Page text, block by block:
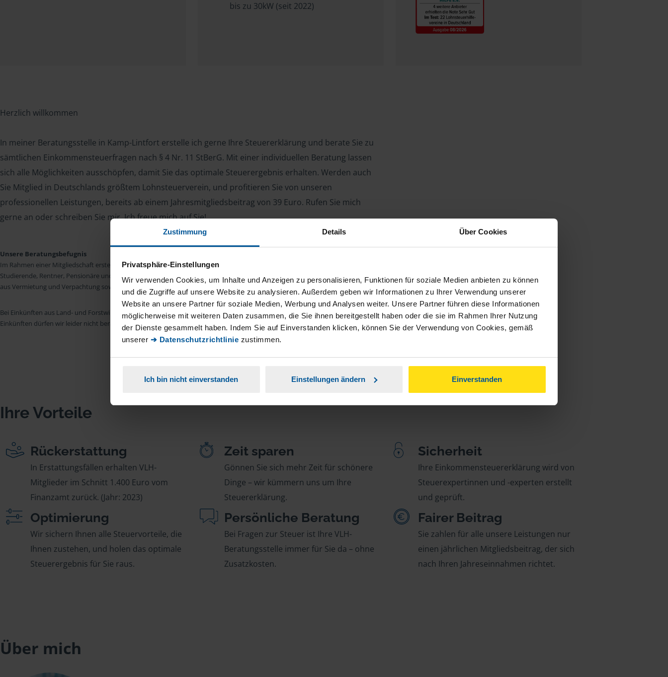
Zustimmung Details Über Cookies
Privatsphäre-Einstellungen
Wir verwenden Cookies, um Inhalte und Anzeigen zu personalisieren, Funktionen für soziale Medien anbieten zu können
und die Zugriffe auf unsere Website zu analysieren. Außerdem geben wir Informationen zu Ihrer Verwendung unserer
Website an unsere Partner für soziale Medien, Werbung und Analysen weiter. Unsere Partner führen diese Informationen
möglicherweise mit weiteren Daten zusammen, die Sie ihnen bereitgestellt haben oder die sie im Rahmen Ihrer Nutzung
der Dienste gesammelt haben. Indem Sie auf Einverstanden klicken, können Sie der Verwendung von Cookies, gemäß
unserer ➔ Datenschutzrichtlinie zustimmen.
Ich bin nicht einverstanden Einstellungen ändern Einverstanden
bis zu 30kW (seit 2022)
Herzlich willkommen
In meiner Beratungsstelle in Kamp-Lintfort erstelle ich gerne Ihre Steuererklärung und berate Sie zu
sämtlichen Einkommensteuerfragen nach § 4 Nr. 11 StBerG. Mit einer individuellen Beratung lassen
sich alle Möglichkeiten ausschöpfen, damit Sie das optimale Steuerergebnis erhalten. Werden auch
Sie Mitglied in Deutschlands größtem Lohnsteuerverein, und profitieren Sie von unseren
professionellen Leistungen, bereits ab einem Jahresmitgliedsbeitrag von 39 Euro. Rufen Sie mich
gerne an oder schreiben Sie mir. Ich freue mich auf Sie!
Unsere Beratungsbefugnis
Im Rahmen einer Mitgliedschaft erstellen wir die Einkommensteuererklärung für Arbeitnehmer, Beamte, Auszubildende,
Studierende, Rentner, Pensionäre und Unterhaltsempfänger nach § 4 Nr. 11 Steuerberatungsgesetz (StBerG). Auch bei Einkünften
aus Vermietung und Verpachtung sowie Kapitalerträgen sind wir in vielen Fällen der geeignete Dienstleister für Sie.
Bei Einkünften aus Land- und Forstwirtschaft, aus Gewerbebetrieb, aus selbstständiger Tätigkeit und umsatzsteuerpflichtigen
Einkünften dürfen wir leider nicht beraten.
Ihre Vorteile
Rückerstattung
In Erstattungsfällen erhalten VLH-
Mitglieder im Schnitt 1.400 Euro vom
Finanzamt zurück. (Jahr: 2023)
Zeit sparen
Gönnen Sie sich mehr Zeit für schönere
Dinge – wir kümmern uns um Ihre
Steuererklärung.
Sicherheit
Ihre Einkommensteuererklärung wird von
Steuerexpertinnen und -experten erstellt
und geprüft.
Optimierung
Wir sichern Ihnen alle Steuervorteile, die
Ihnen zustehen, und holen das optimale
Steuerergebnis für Sie raus.
Persönliche Beratung
Bei Fragen zur Steuer ist Ihre VLH-
Beratungsstelle immer für Sie da – ohne
Zusatzkosten.
Fairer Beitrag
Sie zahlen für alle unsere Leistungen nur
einen jährlichen Mitgliedsbeitrag, der sich
nach Ihren Jahreseinnahmen richtet.
Über mich